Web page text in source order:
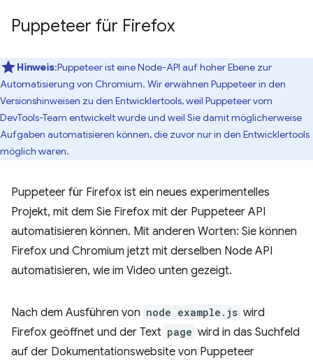
Puppeteer für Firefox
Hinweis:Puppeteer ist eine Node-API auf hoher Ebene zur
Automatisierung von Chromium. Wir erwähnen Puppeteer in den
Versionshinweisen zu den Entwicklertools, weil Puppeteer vom
DevTools-Team entwickelt wurde und weil Sie damit möglicherweise
Aufgaben automatisieren können, die zuvor nur in den Entwicklertools
möglich waren.
Puppeteer für Firefox ist ein neues experimentelles
Projekt, mit dem Sie Firefox mit der Puppeteer API
automatisieren können. Mit anderen Worten: Sie können
Firefox und Chromium jetzt mit derselben Node API
automatisieren, wie im Video unten gezeigt.
Nach dem Ausführen von node example.js wird
Firefox geöffnet und der Text page wird in das Suchfeld
auf der Dokumentationswebsite von Puppeteer